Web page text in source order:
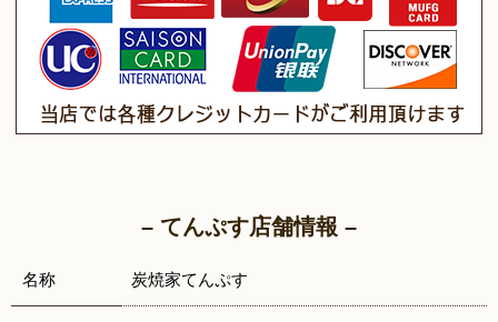
– てんぷす店舗情報 –
名称 炭焼家てんぷす